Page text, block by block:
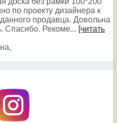
по проекту дизайнера к
продавца. Довольна
Спасибо. Рекоме... [читать
,